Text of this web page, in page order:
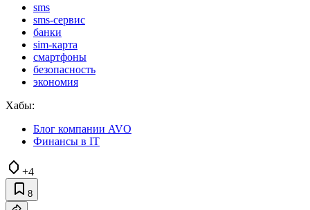
sms
sms-сервис
банки
sim-карта
смартфоны
безопасность
экономия
Хабы:
Блог компании AVO
Финансы в IT
+4
8